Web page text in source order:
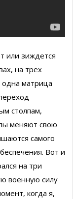
или зиждется
на трех
матрица
столпам,
меняют свою
самого
Вот и
на три
военную силу
когда я,